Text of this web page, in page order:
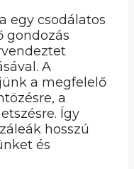
egy csodálatos
gondozás
A
a megfelelő
a
Így
hosszú
és